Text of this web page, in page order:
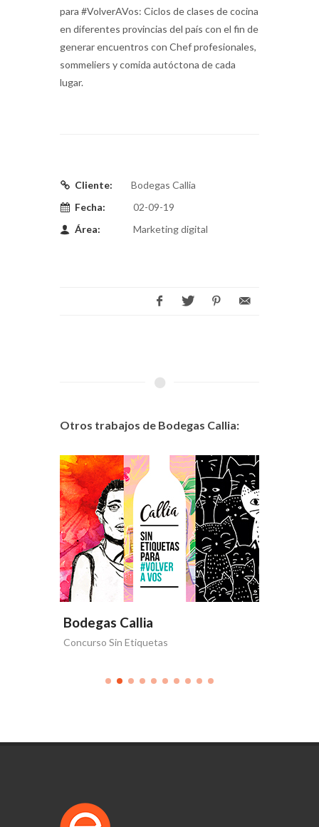
para #VolverAVos: Ciclos de clases de cocina
en diferentes provincias del país con el fin de
generar encuentros con Chef profesionales,
sommeliers y comida autóctona de cada
lugar.
Cliente:
Bodegas Callia
Fecha:
02-09-19
Área:
Marketing digital
Otros trabajos de Bodegas Callia:
Bodegas Callia
Concurso Sin Etiquetas